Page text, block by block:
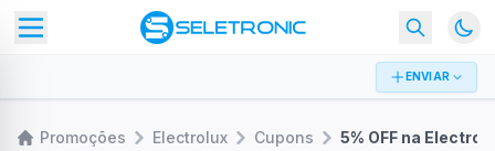
ENVIAR
Promoções Electrolux Cupons